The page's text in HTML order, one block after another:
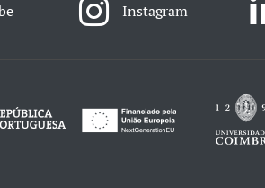
Instagram